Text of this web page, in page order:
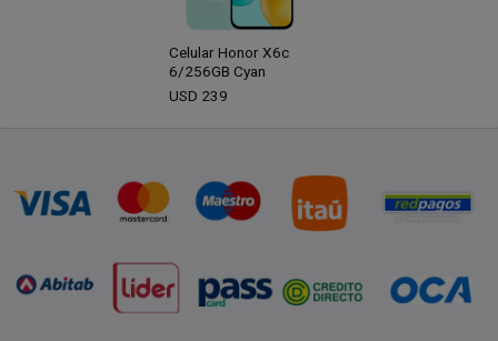
Celular Honor X6c
6/256GB Cyan
USD 239